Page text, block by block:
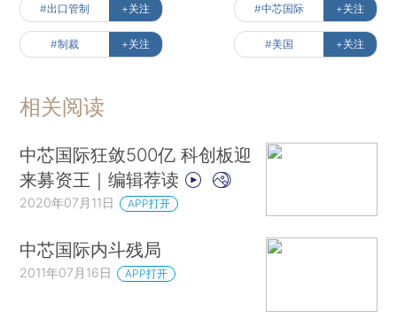
#出口管制 +关注 #中芯国际 +关注
#制裁 +关注 #美国 +关注
相关阅读
中芯国际狂敛500亿 科创板迎
来募资王｜编辑荐读
2020年07月11日 APP打开
中芯国际内斗残局
2011年07月16日 APP打开